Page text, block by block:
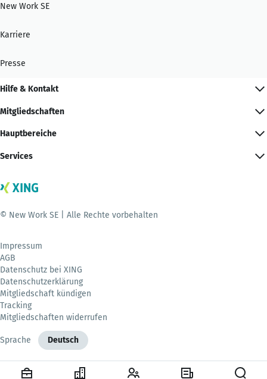
New Work SE
Karriere
Presse
Hilfe & Kontakt
Mitgliedschaften
Hauptbereiche
Services
© New Work SE | Alle Rechte vorbehalten
Impressum
AGB
Datenschutz bei XING
Datenschutzerklärung
Mitgliedschaft kündigen
Tracking
Mitgliedschaften widerrufen
Sprache Deutsch